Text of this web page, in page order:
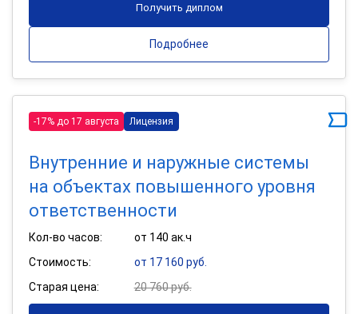
Получить диплом
Подробнее
-17% до 17 августа Лицензия
Внутренние и наружные системы
на объектах повышенного уровня
ответственности
Кол-во часов:
от 140 ак.ч
Стоимость:
от 17 160 руб.
Старая цена:
20 760 руб.